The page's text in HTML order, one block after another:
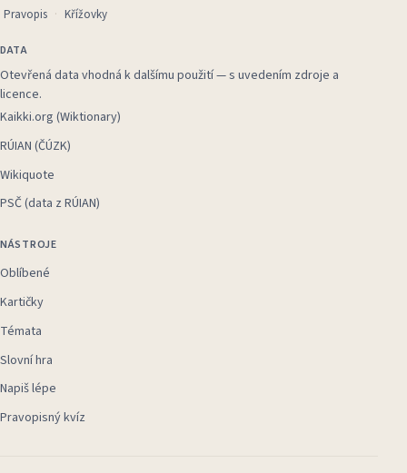
Pravopis Křížovky
DATA
Otevřená data vhodná k dalšímu použití — s uvedením zdroje a
licence.
Kaikki.org (Wiktionary)
RÚIAN (ČÚZK)
Wikiquote
PSČ (data z RÚIAN)
NÁSTROJE
Oblíbené
Kartičky
Témata
Slovní hra
Napiš lépe
Pravopisný kvíz